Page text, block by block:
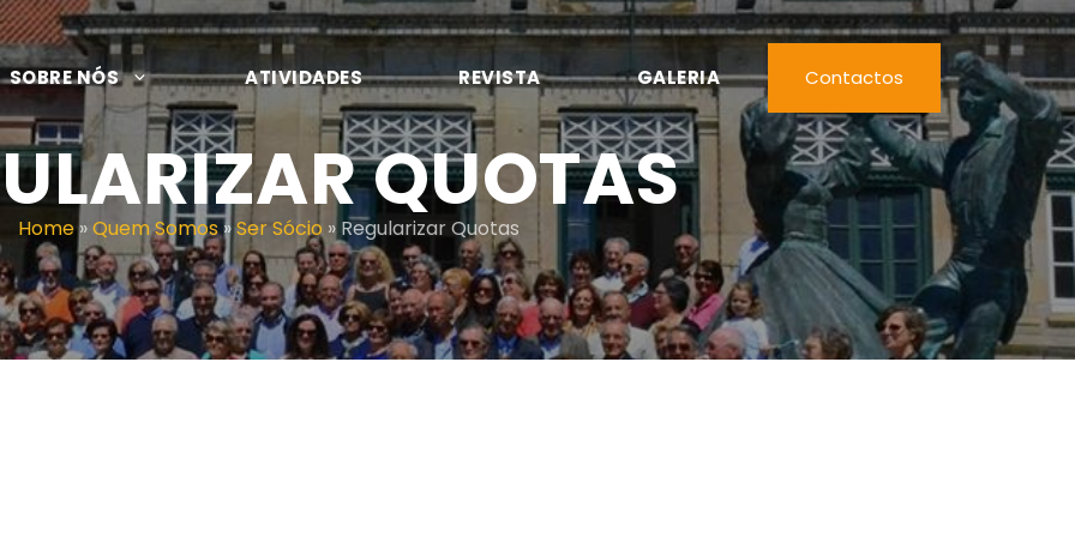
Contactos
SOBRE NÓS ATIVIDADES REVISTA GALERIA
QUOTAS
Home»Quem Somos»Ser Sócio » Regularizar Quotas